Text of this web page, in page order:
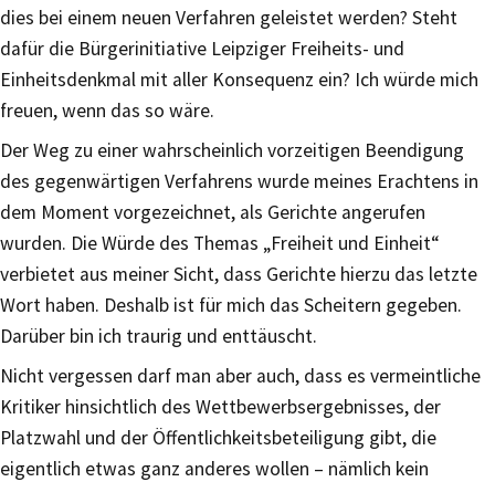
dies bei einem neuen Verfahren geleistet werden? Steht
dafür die Bürgerinitiative Leipziger Freiheits- und
Einheitsdenkmal mit aller Konsequenz ein? Ich würde mich
freuen, wenn das so wäre.
Der Weg zu einer wahrscheinlich vorzeitigen Beendigung
des gegenwärtigen Verfahrens wurde meines Erachtens in
dem Moment vorgezeichnet, als Gerichte angerufen
wurden. Die Würde des Themas „Freiheit und Einheit“
verbietet aus meiner Sicht, dass Gerichte hierzu das letzte
Wort haben. Deshalb ist für mich das Scheitern gegeben.
Darüber bin ich traurig und enttäuscht.
Nicht vergessen darf man aber auch, dass es vermeintliche
Kritiker hinsichtlich des Wettbewerbsergebnisses, der
Platzwahl und der Öffentlichkeitsbeteiligung gibt, die
eigentlich etwas ganz anderes wollen – nämlich kein